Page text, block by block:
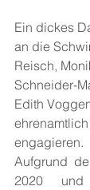
Ein dickes
an die
Reisch,
Schneider-
Edith
engagieren.
Aufgrund
2020